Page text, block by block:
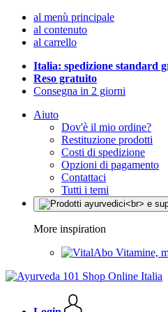
al menù principale
al contenuto
al carrello
Italia: spedizione standard
Reso gratuito
Consegna in 2 giorni
Aiuto
Dov'è il mio ordine?
Restituzione prodotti
Costi di spedizione
Opzioni di pagamento
Contattaci
Tutti i temi
More inspiration
Vitamine,